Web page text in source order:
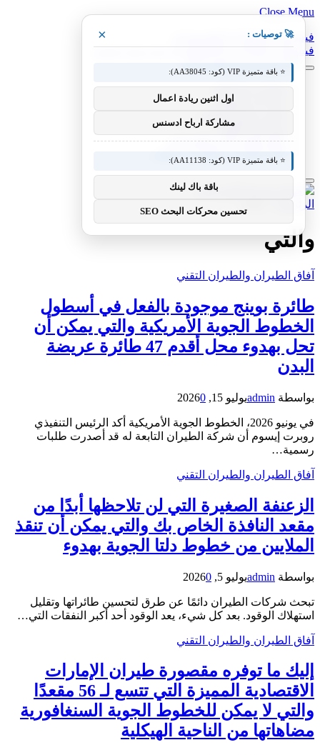
Close Menu
فيسبوك X (Twitter)
فيسبوك X (Twitter) الانستغرام بينتيريست فيميو
معدات وصناعات
سيارات ومعدات
منوعات التقنية
عالم المحركات والسيارات
الرئيسية
والتي
آفاق الطيران والطيران التقني
طائرة بوينج موجودة بالفعل في أسطول
الخطوط الجوية الأمريكية والتي يمكن أن
تحل بهدوء محل أقدم 47 طائرة عريضة
البدن
بواسطة adminيوليو 15, 2026 0
في يونيو 2026، الخطوط الجوية الأمريكية أكد الرئيس التنفيذي
روبرت إيسوم أن شركة الطيران التابعة له قد أصدرت طلبات
رسمية…
آفاق الطيران والطيران التقني
الزعنفة الصغيرة التي لن تلاحظها أبدًا من
مقعد النافذة الخاص بك والتي يمكن أن تنقذ
الملايين من خطوط دلتا الجوية بهدوء
بواسطة adminيوليو 5, 2026 0
تبحث شركات الطيران دائمًا عن طرق لتحسين طائراتها وتقليل
استهلاك الوقود. بعد كل شيء، يعد الوقود أحد أكبر النفقات التي…
آفاق الطيران والطيران التقني
إليك ما توفره مقصورة طيران الإمارات
الاقتصادية المميزة التي تتسع لـ 56 مقعدًا
والتي لا يمكن للخطوط الجوية السنغافورية
مضاهاتها من الناحية الهيكلية
🚀 توصيات : ×
⭐ باقة متميزة VIP (كود: AA38045):
اول اثنين ريادة اعمال
مشاركة ارباح ادسنس
⭐ باقة متميزة VIP (كود: AA11138):
باقة باك لينك
تحسين محركات البحث SEO